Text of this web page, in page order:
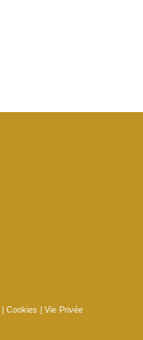
Cookies Vie Privée